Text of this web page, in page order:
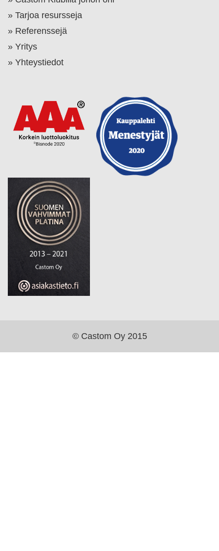
Tarjoa resursseja
Referenssejä
Yritys
Yhteystiedot
© Castom Oy 2015